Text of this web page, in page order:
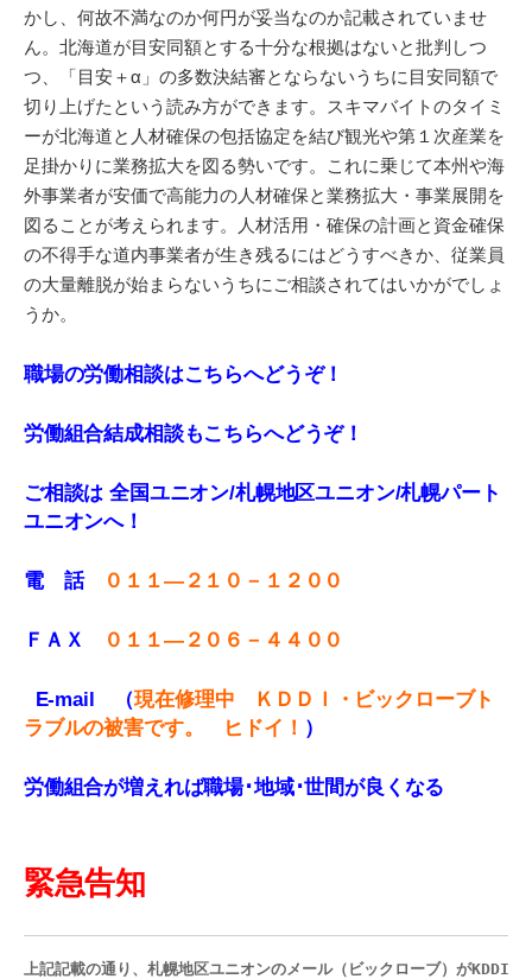
かし、何故不満なのか何円が妥当なのか記載されていませ
ん。北海道が目安同額とする十分な根拠はないと批判しつ
つ、「目安＋α」の多数決結審とならないうちに目安同額で
切り上げたという読み方ができます。スキマバイトのタイミ
ーが北海道と人材確保の包括協定を結び観光や第１次産業を
足掛かりに業務拡大を図る勢いです。これに乗じて本州や海
外事業者が安価で高能力の人材確保と業務拡大・事業展開を
図ることが考えられます。人材活用・確保の計画と資金確保
の不得手な道内事業者が生き残るにはどうすべきか、従業員
の大量離脱が始まらないうちにご相談されてはいかがでしょ
うか。
職場の労働相談はこちらへどうぞ！
労働組合結成相談もこちらへどうぞ！
ご相談は 全国ユニオン/札幌地区ユニオン/札幌パート
ユニオンへ！
電 話 ０１１—２１０－１２００
ＦＡＸ ０１１—２０６－４４００
E-mail （現在修理中 ＫＤＤＩ・ビックローブト
ラブルの被害です。 ヒドイ！ ）
労働組合が増えれば職場･地域･世間が良くなる
緊急告知
上記記載の通り、札幌地区ユニオンのメール（ビックローブ）がKDDI発